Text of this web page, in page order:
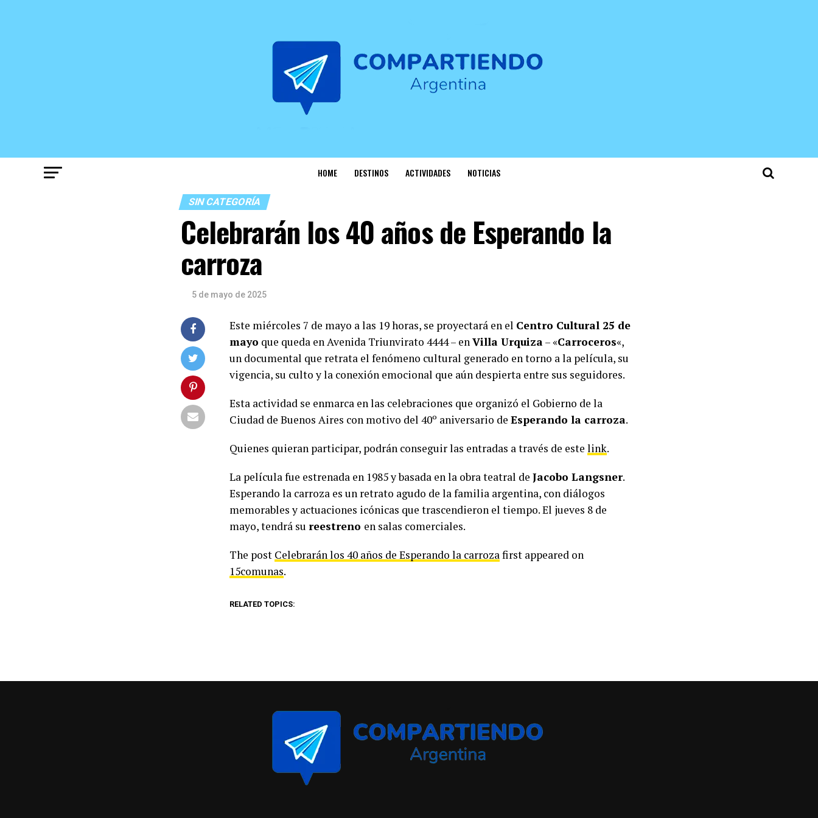
HOME DESTINOS ACTIVIDADES NOTICIAS
SIN CATEGORÍA
Celebrarán los 40 años de Esperando la
carroza
5 de mayo de 2025
Este miércoles 7 de mayo a las 19 horas, se proyectará en el Centro Cultural 25 de
mayo que queda en Avenida Triunvirato 4444 – enVilla Urquiza– «Carroceros«,
un documental que retrata el fenómeno cultural generado en torno a la película, su
vigencia, su culto y la conexión emocional que aún despierta entre sus seguidores.
Esta actividad se enmarca en las celebraciones que organizó el Gobierno de la
Ciudad de Buenos Aires con motivo del 40º aniversario de Esperando la carroza.
Quienes quieran participar, podrán conseguir las entradas a través de este link.
La película fue estrenada en 1985 y basada en la obra teatral de Jacobo Langsner.
Esperando la carroza es un retrato agudo de la familia argentina, con diálogos
memorables y actuaciones icónicas que trascendieron el tiempo. El jueves 8 de
mayo, tendrá su reestreno en salas comerciales.
The post Celebrarán los 40 años de Esperando la carrozafirst appeared on
15comunas.
RELATED TOPICS: